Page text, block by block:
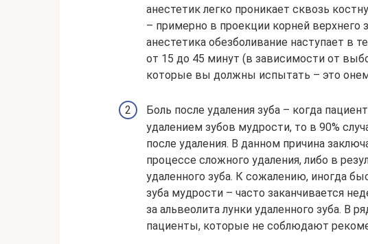
анестетик легко проникает сквозь
– примерно в проекции корней верхнего
анестетика обезболивание наступает в
от 15 до 45 минут (в зависимости от
которые вы должны испытать – это
Боль после удаления зуба – когда
удалением зубов мудрости, то в 90%
после удаления. В данном причина
процессе сложного удаления, либо в
удаленного зуба. К сожалению, иногда
зуба мудрости – часто заканчивается
за альвеолита лунки удаленного зуба. В
пациенты, которые не соблюдают